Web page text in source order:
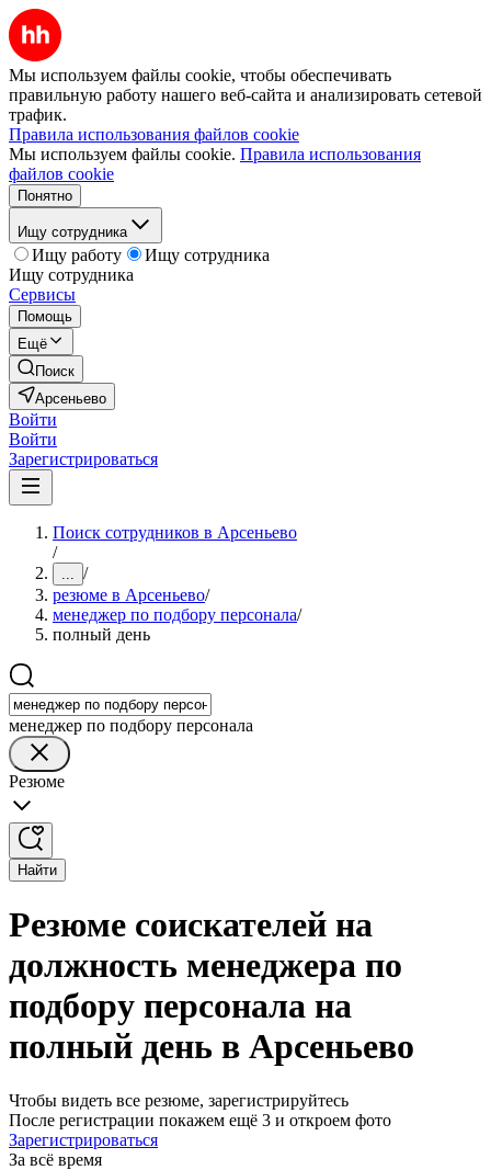
Мы используем файлы cookie, чтобы обеспечивать
правильную работу нашего веб-сайта и анализировать сетевой
трафик.
Правила использования файлов cookie
Мы используем файлы cookie. Правила использования
файлов cookie
Понятно
Ищу сотрудника
Ищу работу
Ищу сотрудника
Ищу сотрудника
Сервисы
Помощь
Ещё
Поиск
Арсеньево
Войти
Войти
Зарегистрироваться
Поиск сотрудников в Арсеньево
/
... /
резюме в Арсеньево/
менеджер по подбору персонала/
полный день
менеджер по подбору персонала
Резюме
Найти
Резюме соискателей на
должность менеджера по
подбору персонала на
полный день в Арсеньево
Чтобы видеть все резюме, зарегистрируйтесь
После регистрации покажем ещё 3 и откроем фото
Зарегистрироваться
За всё время